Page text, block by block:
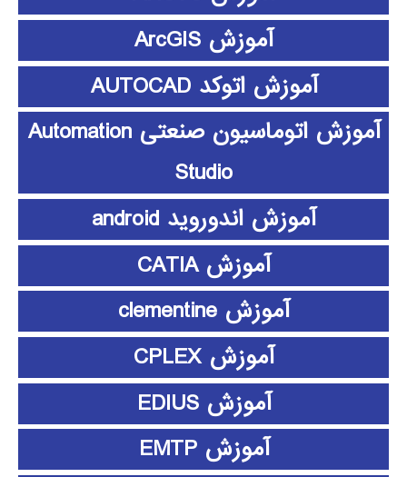
آموزش ArcGIS
آموزش اتوکد AUTOCAD
آموزش اتوماسیون صنعتی Automation
Studio
آموزش اندوروید android
آموزش CATIA
آموزش clementine
آموزش CPLEX
آموزش EDIUS
آموزش EMTP